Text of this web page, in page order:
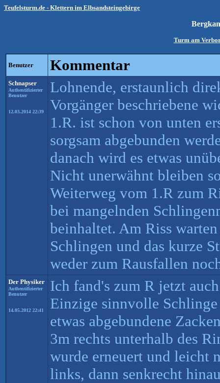
Teufelsturm.de - Klettern im Elbsandsteingebirge
Turm am
Benutzer Kommentar
Schnapser
Authentifizierter
Benutzer
12.03.2014 22:39
Lohnende, erstaunlich
Vorgänger beschriebene
1.R. ist schon von unten
sorgsam abgebunden
danach wird es etwas
Nicht unerwähnt bleiben
Weiterweg vom 1.R zum
bei mangelnden
beinhaltet. Am Riss
Schlingen und das kurze
weder zum Rausfallen
Der Physiker
Authentifizierter
Benutzer
14.05.2012 22:41
Ich fand's zum R jetzt
Einzige sinnvolle
etwas abgebundene
3m rechts unterhalb des
wurde erneuert und leicht
links, dann senkrecht